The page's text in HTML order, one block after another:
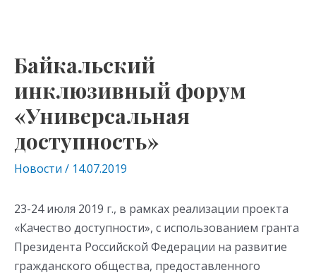
Байкальский
инклюзивный форум
«Универсальная
доступность»
Новости / 14.07.2019
23-24 июля 2019 г., в рамках реализации проекта
«Качество доступности», с использованием гранта
Президента Российской Федерации на развитие
гражданского общества, предоставленного